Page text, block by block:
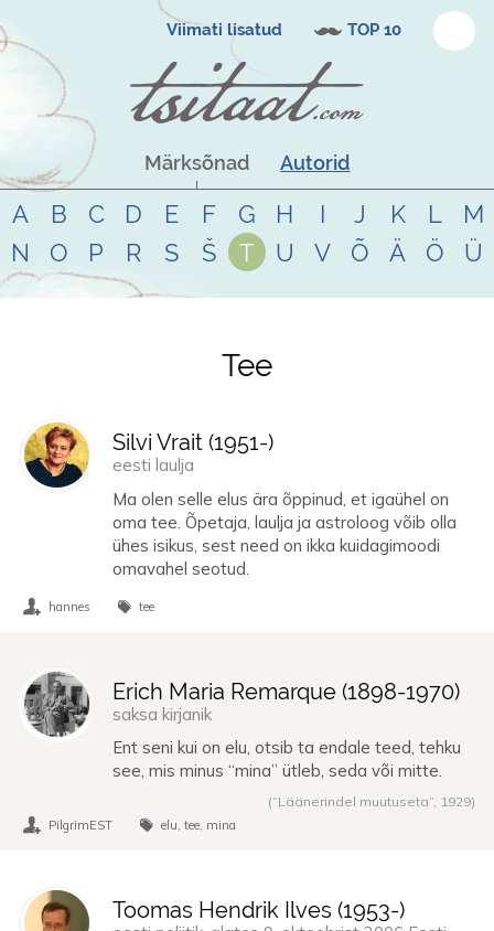
Viimati lisatud TOP 10
Märksõnad Autorid
A B C D E F G H I J K L
M
N
O P R S Š T U V Õ Ä Ö Ü
Tsitaadid teemal tee
Tee
Silvi Vrait (1951-)
eesti laulja
Ma olen selle elus ära õppinud, et igaühel on
oma tee. Õpetaja, laulja ja astroloog võib olla
ühes isikus, sest need on ikka kuidagimoodi
omavahel seotud.
hannes tee
Erich Maria Remarque (1898-1970)
saksa kirjanik
Ent seni kui on elu, otsib ta endale teed, tehku
see, mis minus “mina” ütleb, seda või mitte.
(“Läänerindel muutuseta”, 1929)
PilgrimEST elu tee mina
Toomas Hendrik Ilves (1953-)